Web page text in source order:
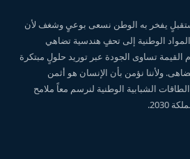
يفخر به الوطن نسعى بوعيٍ وشغف لأن
الوطنية إلى تحفٍ هندسية تضاهي
القيمة تساوى الجودة عبر توريد حلولٍ مبتكرة
ولأننا نؤمن بأن الإنسان هو أثمن
الشبابية الوطنية لنرسم معاً ملامح